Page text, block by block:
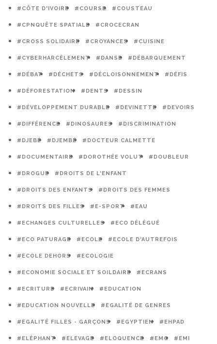
#CÔTE D'IVOIRE #COURSE #COUSTEAU
#CPNQUÊTE SPATIALE #CROCECRAN
#CROSS SOLIDAIRE #CROYANCES #CUISINE
#CYBERHARCÈLEMENT #DANSE #DÉBARQUEMENT
#DÉBAT #DÉCHETS #DÉCLOISONNEMENT #DÉFIS
#DÉFORESTATION #DENTS #DESSIN
#DÉVELOPPEMENT DURABLE #DEVINETTE #DEVOIRS
#DIFFÉRENCE #DINOSAURES #DISCRIMINATION
#DJEBÉ #DJEMBÉ #DOCTEUR CALMETTE
#DOCUMENTAIRE #DOROTHÉE VOLUT #DOUBLEUR
#DROGUE #DROITS DE L'ENFANT
#DROITS DES ENFANTS #DROITS DES FEMMES
#DROITS DES FILLES #E-SPORT #EAU
#ECHANGES CULTURELLES #ECO DÉLÉGUÉ
#ECO PATURAGE #ECOLE #ECOLE D'AUTREFOIS
#ECOLE DEHORS #ECOLOGIE
#ECONOMIE SOCIALE ET SOILDAIRE #ECRANS
#ECRITURE #ECRIVAIN #EDUCATION
#EDUCATION NOUVELLE #EGALITÉ DE GENRES
#EGALITÉ FILLES - GARÇONS #EGYPTIEN #EHPAD
#ELÉPHANT #ELEVAGE #ELOQUENCE #EMC #EMI